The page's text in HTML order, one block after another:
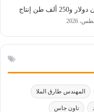
مشروع فوسفات أبو طرطور.. 658 مليون دولار و250 ألف طن إنتاج
المهندس طارق الملا
تاون جاس